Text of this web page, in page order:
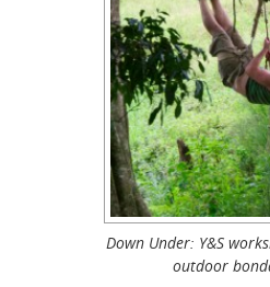
Down Under: Y&S
outdoor